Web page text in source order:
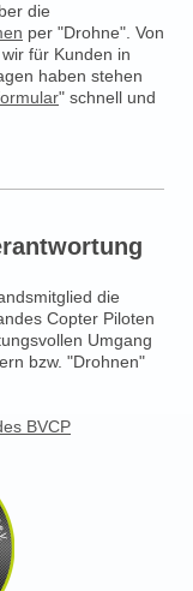
die
per "Drohne". Von
für Kunden in
haben stehen
" schnell und
die
Copter Piloten
Umgang
bzw. "Drohnen"
BVCP